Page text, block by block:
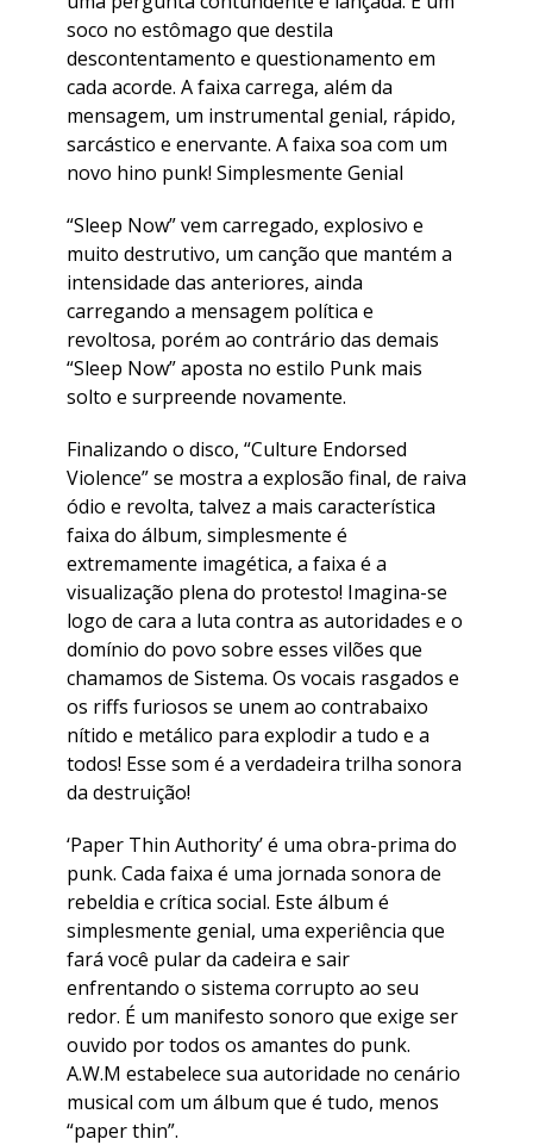
soco no estômago que destila
descontentamento e questionamento em
cada acorde. A faixa carrega, além da
mensagem, um instrumental genial, rápido,
sarcástico e enervante. A faixa soa com um
novo hino punk! Simplesmente Genial
“Sleep Now” vem carregado, explosivo e
muito destrutivo, um canção que mantém a
intensidade das anteriores, ainda
carregando a mensagem política e
revoltosa, porém ao contrário das demais
“Sleep Now” aposta no estilo Punk mais
solto e surpreende novamente.
Finalizando o disco, “Culture Endorsed
Violence” se mostra a explosão final, de raiva
ódio e revolta, talvez a mais característica
faixa do álbum, simplesmente é
extremamente imagética, a faixa é a
visualização plena do protesto! Imagina-se
logo de cara a luta contra as autoridades e o
domínio do povo sobre esses vilões que
chamamos de Sistema. Os vocais rasgados e
os riffs furiosos se unem ao contrabaixo
nítido e metálico para explodir a tudo e a
todos! Esse som é a verdadeira trilha sonora
da destruição!
‘Paper Thin Authority’ é uma obra-prima do
punk. Cada faixa é uma jornada sonora de
rebeldia e crítica social. Este álbum é
simplesmente genial, uma experiência que
fará você pular da cadeira e sair
enfrentando o sistema corrupto ao seu
redor. É um manifesto sonoro que exige ser
ouvido por todos os amantes do punk.
A.W.M estabelece sua autoridade no cenário
musical com um álbum que é tudo, menos
“paper thin”.